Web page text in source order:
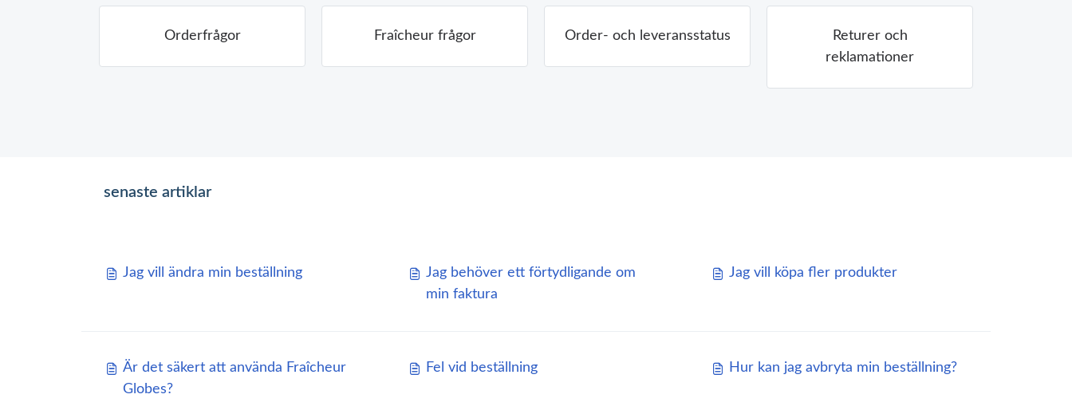
Orderfrågor Fraîcheur frågor Order- och leveransstatus
Returer och
reklamationer
senaste artiklar
Jag vill ändra min beställning
Jag behöver ett förtydligande om
min faktura
Jag vill köpa fler produkter
Är det säkert att använda Fraîcheur
Globes?
Fel vid beställning Hur kan jag avbryta min beställning?